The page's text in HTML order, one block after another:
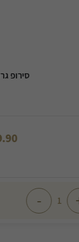
סירופ גרנדין ברדינה
₪